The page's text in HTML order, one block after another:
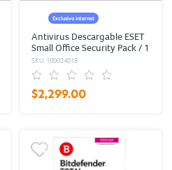
Exclusivo internet
Antivirus Descargable ESET
Small Office Security Pack / 1
año / 5 PC / 5 dispositivos
móviles / 1 servidor de
archivos
SKU: 100024018
$2,299.00